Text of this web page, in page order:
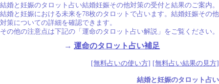
結婚と妊娠のタロット占い結婚妊娠その他対策の受付と結果のご案内。
結婚と妊娠における未来を78枚のタロットで占います。結婚妊娠その他
対策についての詳細を確認できます。
その他の注意点は下記の「運命のタロット占い解説」をご覧ください。
→ 運命のタロット占い補足
[無料占いの使い方] [無料占い結果の見方]
結婚と妊娠のタロット占い